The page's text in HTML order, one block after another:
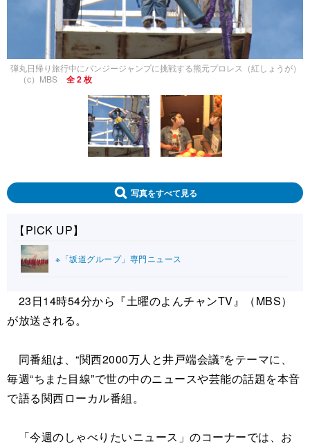
弾丸日帰り旅行中にバンジージャンプに挑戦する熊元プロレス（紅しょうが）
（c）MBS
全 2 枚
写真をすべて見る
【PICK UP】
※「坂道グループ」専門ニュース
23日14時54分から『土曜のよんチャンTV』（MBS）
が放送される。
同番組は、“関西2000万人と井戸端会議”をテーマに、
毎週“ちまた目線”で世の中のニュースや芸能の話題を本音
で語る関西ローカル番組。
「今週のしゃべりたいニュース」のコーナーでは、お